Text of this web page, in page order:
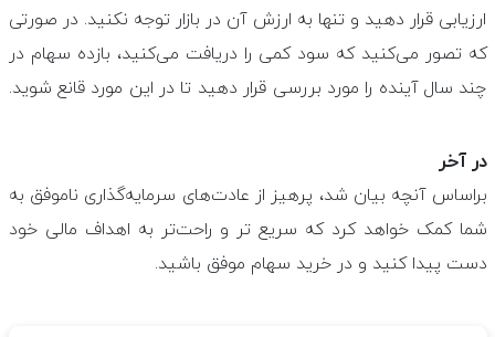
ارزیابی قرار دهید و تنها به ارزش آن در بازار توجه نکنید. در صورتی
که تصور می‌کنید که سود کمی را دریافت می‌کنید، بازده سهام در
چند سال آینده را مورد بررسی قرار دهید تا در این مورد قانع شوید.
در آخر
براساس آنچه بیان شد، پرهیز از عادت‌های سرمایه‌گذاری ناموفق به
شما کمک خواهد کرد که سریع تر و راحت‌تر به اهداف مالی خود
دست پیدا کنید و در خرید سهام موفق باشید.